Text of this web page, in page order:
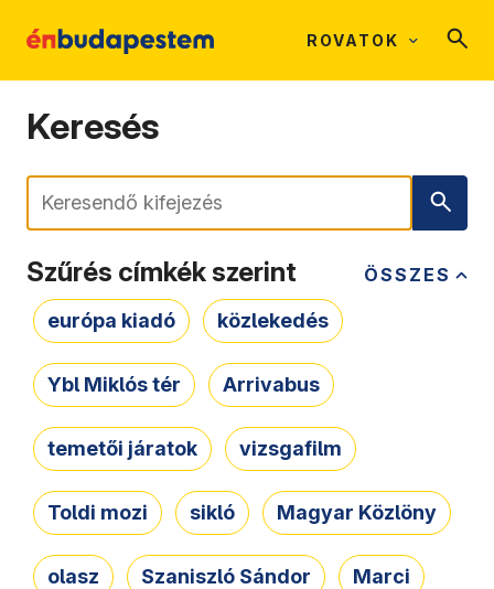
ROVATOK
Keresés
Keresés
ÖSSZES
Szűrés címkék szerint
európa kiadó közlekedés
Ybl Miklós tér Arrivabus
temetői járatok vizsgafilm
Toldi mozi sikló Magyar Közlöny
olasz Szaniszló Sándor Marci